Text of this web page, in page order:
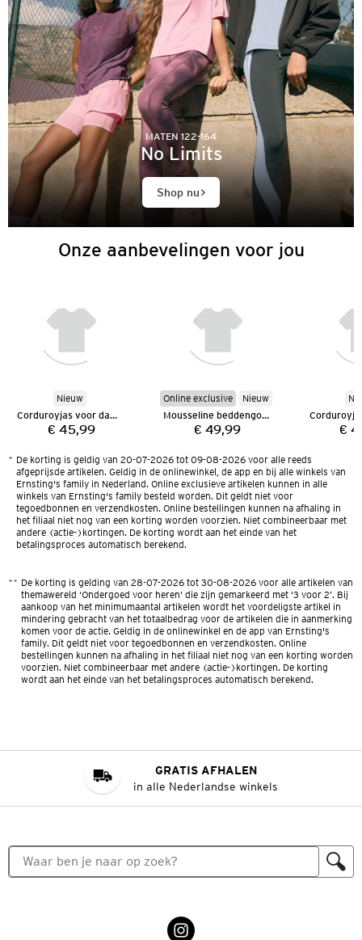
MATEN 122-164
No Limits
Shop nu
Onze aanbevelingen voor jou
Nieuw
Corduroyjas voor dames
Prijs:
€ 45,99
Online exclusive
Nieuw
Mousseline beddengoed 135 x 200 cm
Prijs:
€ 49,99 €
* De korting is geldig van 20-07-2026 tot 09-08-2026 voor alle reeds
afgeprijsde artikelen. Geldig in de onlinewinkel, de app en bij alle winkels van
Ernsting's family in Nederland. Online exclusieve artikelen kunnen in alle
winkels van Ernsting's family besteld worden. Dit geldt niet voor
tegoedbonnen en verzendkosten. Online bestellingen kunnen na afhaling in
het filiaal niet nog van een korting worden voorzien. Niet combineerbaar met
andere (actie-)kortingen. De korting wordt aan het einde van het
betalingsproces automatisch berekend.
** De korting is gelding van 28-07-2026 tot 30-08-2026 voor alle artikelen van
themawereld ‘Ondergoed voor heren’ die zijn gemarkeerd met ‘3 voor 2’. Bij
aankoop van het minimumaantal artikelen wordt het voordeligste artikel in
mindering gebracht van het totaalbedrag voor de artikelen die in aanmerking
komen voor de actie. Geldig in de onlinewinkel en de app van Ernsting's
family. Dit geldt niet voor tegoedbonnen en verzendkosten. Online
bestellingen kunnen na afhaling in het filiaal niet nog van een korting worden
voorzien. Niet combineerbaar met andere (actie-)kortingen. De korting
wordt aan het einde van het betalingsproces automatisch berekend.
GRATIS AFHALEN
in alle Nederlandse winkels